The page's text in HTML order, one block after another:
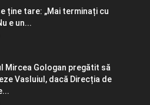
ține tare: „Mai terminați cu
e un...
Mircea Gologan pregătit să
Vasluiul, dacă Direcția de